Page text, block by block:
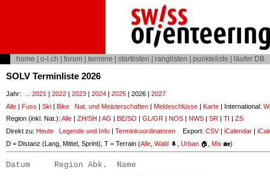
home o-l.ch forum termine startlisten ranglisten punkteliste läufer DB
SOLV Terminliste 2026
Jahr: ... 2021 | 2022 | 2023 | 2024 | 2025 | 2026 | 2027
Alle | Fuss | Ski | Bike Nat. und Meisterschaften | Meldeschlüsse | Karte | International:
Region (inkl. Nat.): Alle ZH/SH AG BE/SO GL/GR NOS NWS SR TI
ZS
Direkt zu: Heute Legende und Info | Terminkoordinatoren Export: CSV| iCalendar |
D = Distanz (Lang, Mittel, Sprint), T = Terrain (Alle Wald 🌲, Urban 🏠, Mix 🏡)
Datum     Region Abk.  Name